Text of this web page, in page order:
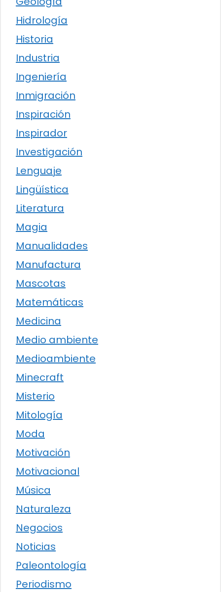
Hidrología
Historia
Industria
Ingeniería
Inmigración
Inspiración
Inspirador
Investigación
Lenguaje
Lingüística
Literatura
Magia
Manualidades
Manufactura
Mascotas
Matemáticas
Medicina
Medio ambiente
Medioambiente
Minecraft
Misterio
Mitología
Moda
Motivación
Motivacional
Música
Naturaleza
Negocios
Noticias
Paleontología
Periodismo